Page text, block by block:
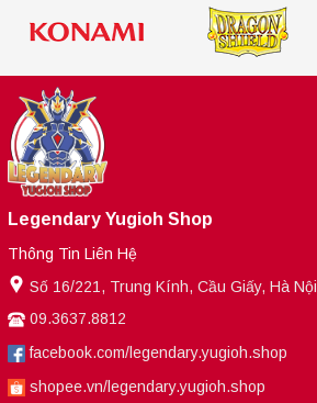
Legendary Yugioh Shop
Thông Tin Liên Hệ
Số 16/221, Trung Kính, Cầu Giấy, Hà Nội
09.3637.8812
facebook.com/legendary.yugioh.shop
shopee.vn/legendary.yugioh.shop